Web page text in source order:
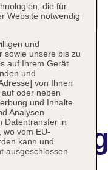
die für
Website notwendig
und
sowie unsere bis zu
auf Ihrem Gerät
und
von Ihnen
oder neben
und Inhalte
Analysen
Datentransfer in
wo vom EU-
kann und
ausgeschlossen